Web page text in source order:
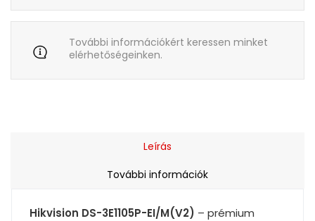
További információkért keressen minket
elérhetőségeinken.
Leírás
További információk
Hikvision DS-3E1105P-EI/M(V2) – prémium